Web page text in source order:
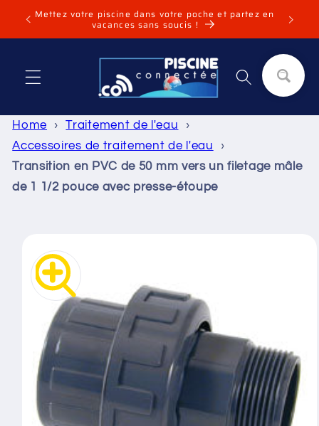
passer
Mettez votre piscine dans votre poche et partez en
vacances sans soucis !
Panier
Home › Traitement de l'eau
›
Accessoires de traitement de l'eau
›
Transition en PVC de 50 mm vers un filetage mâle
de 1 1/2 pouce avec presse-étoupe
informations
produits